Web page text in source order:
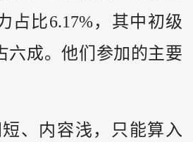
占比6.17%，其中初级
六成。他们参加的主要
、内容浅，只能算入